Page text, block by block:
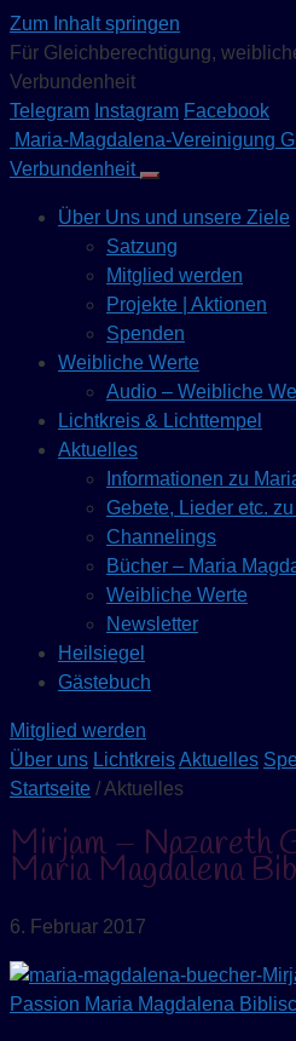
Zum Inhalt springen
Für Gleichberechtigung,
Verbundenheit
Telegram Instagram Facebook
Maria-Magdalena-Vereinigung
Verbundenheit
Über Uns und unsere Ziele
Satzung
Mitglied werden
Projekte | Aktionen
Spenden
Weibliche Werte
Audio – Weibliche
Lichtkreis & Lichttempel
Aktuelles
Informationen zu
Gebete, Lieder etc.
Channelings
Bücher – Maria
Weibliche Werte
Newsletter
Heilsiegel
Gästebuch
Mitglied werden
Über uns LichtkreisAktuelles
Startseite / Aktuelles
Mirjam – Nazareth
Maria Magdalena
6. Februar 2017